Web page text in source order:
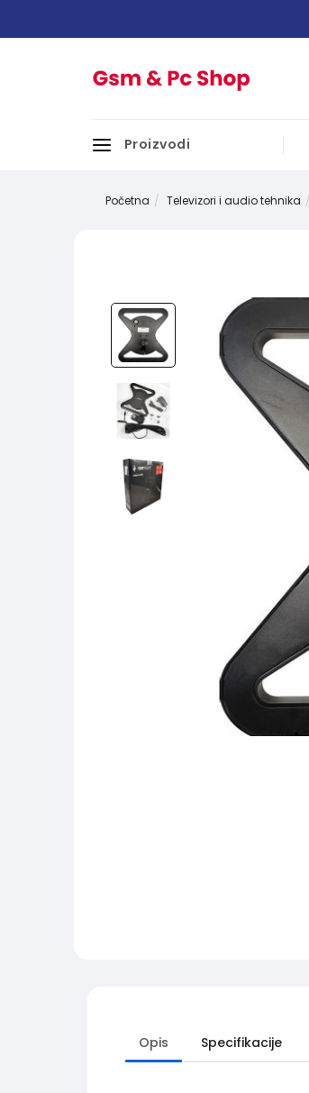
Proizvodi
Početna Televizori i audio tehnika
Opis Specifikacije